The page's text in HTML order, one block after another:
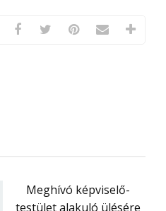
Meghívó képviselő-
testület alakuló ülésére